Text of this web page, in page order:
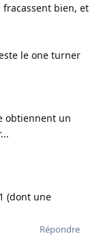
bien, et
le one turner
obtiennent un
(dont une
Répondre